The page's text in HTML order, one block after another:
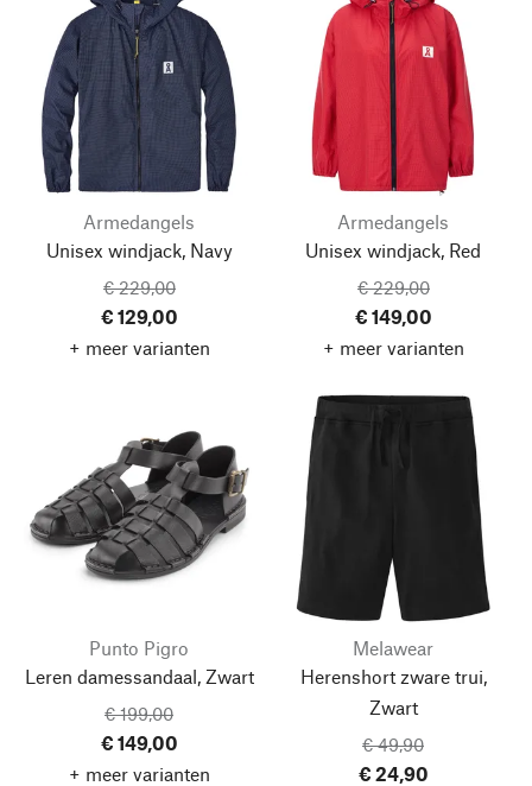
Armedangels
Unisex windjack, Navy
€ 229,00
€ 129,00
+ meer varianten
Armedangels
Unisex windjack, Red
€ 229,00
€ 149,00
+ meer varianten
Punto Pigro
Leren damessandaal, Zwart
€ 199,00
€ 149,00
+ meer varianten
Melawear
Herenshort zware trui,
Zwart
€ 49,90
€ 24,90